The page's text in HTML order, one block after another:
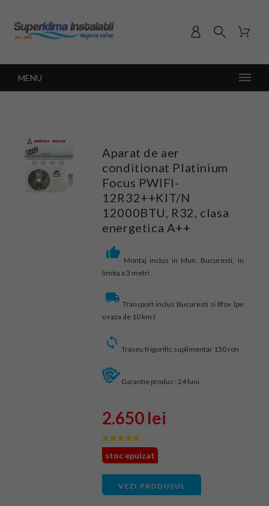
MENU
Aparat de aer
conditionat Platinium
Focus PWIFI-
12R32++KIT/N
12000BTU, R32, clasa
energetica A++
Montaj inclus in Mun. Bucuresti, in
limita a 3 metri
Transport inclus Bucuresti si Ilfov (pe
o raza de 10 km )
Traseu frigorific suplimentar 150 ron
Garantie produs : 24 luni
2.650 lei
stoc epuizat
VEZI PRODUSUL